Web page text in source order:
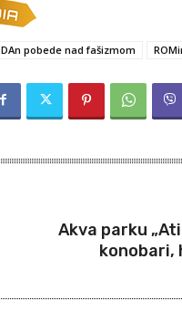
DAn pobede nad fašizmom
Akva parku
konobari,